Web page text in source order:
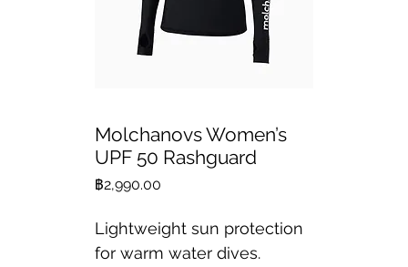
Molchanovs Women’s
UPF 50 Rashguard
฿2,990.00
Lightweight sun protection
for warm water dives.